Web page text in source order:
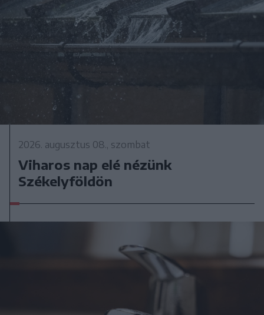
2026. augusztus 08., szombat
Viharos nap elé nézünk
Székelyföldön